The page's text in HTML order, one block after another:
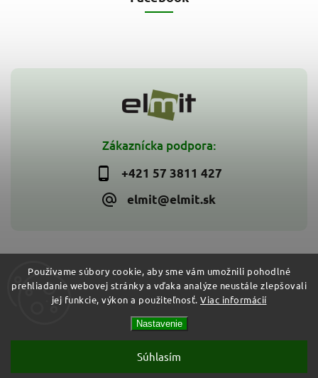
Používame súbory cookie, aby sme vám umožnili pohodlné
prehliadanie webovej stránky a vďaka analýze neustále zlepšovali
jej funkcie, výkon a použiteľnosť. Viac informácií
Nastavenie
Súhlasím
Zákaznícka podpora:
+421 57 3811 427
elmit@elmit.sk
Copyright 2026ELMIT - Elektroinštalačný materiál, svietidlá.
Všetky práva vyhradené.
Shoptet| Design